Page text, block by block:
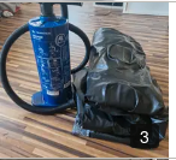
3